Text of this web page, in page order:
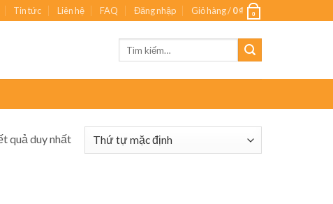
Tin tức Liên hệ FAQ Đăng nhập Giỏ hàng /0₫ 0
quả duy nhất